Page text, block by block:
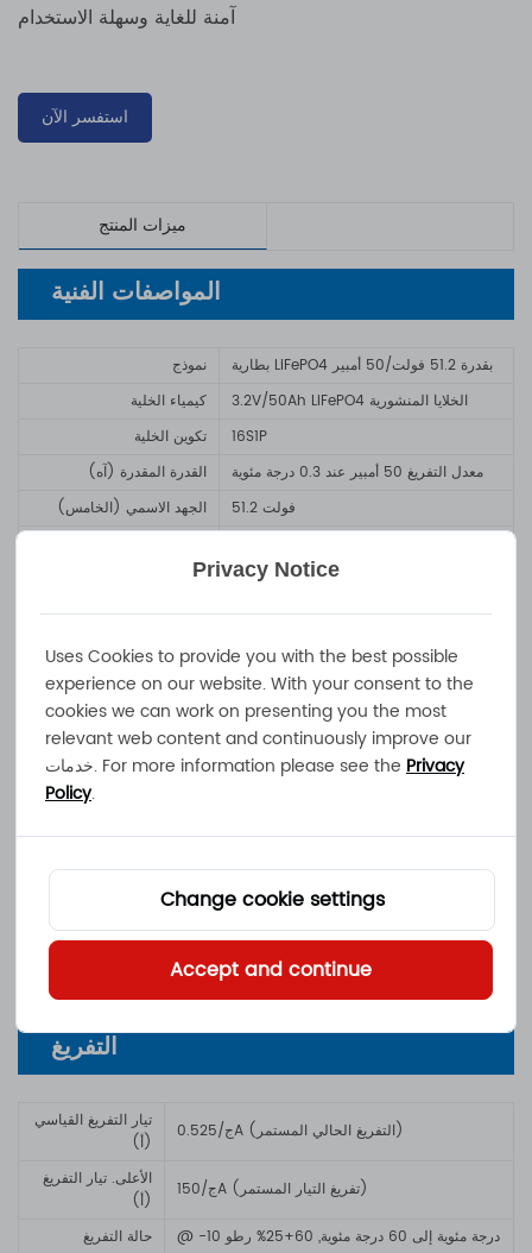
آمنة للغاية وسهلة الاستخدام
استفسر الآن
ميزات المنتج
المواصفات الفنية
نموذج
بطارية LiFePO4 بقدرة 51.2 فولت/50 أمبير
كيمياء الخلية
3.2V/50Ah LiFePO4 الخلايا المنشورية
تكوين الخلية
16S1P
القدرة المقدرة (آه)
معدل التفريغ 50 أمبير عند 0.3 درجة مئوية
الجهد الاسمي (الخامس)
51.2 فولت
عة)
مئوية
الشحن
تيار شحن منخفض الح
0.3ج/15A (الشحن الحالي المستمر)
الحد الأقصى لتيار الش
حن (أ)
1ج/50A (الشحن الحالي المستمر)
@0° ج، 60+25% رطوبة نسبية
التفريغ
تيار التفريغ القياسي
(أ)
0.5ج/25A (التفريغ الحالي المستمر)
الأعلى. تيار التفريغ
(أ)
1ج/50A (تفريغ التيار المستمر)
حالة التفريغ @ -10 درجة مئوية إلى 60 درجة مئوية
, 60+25% رطو
Privacy Notice
Uses Cookies to provide you with the best possible
experience on our website. With your consent to the
cookies we can work on presenting you the most
relevant web content and continuously improve our
خدمات. For more information please see the Privacy
Policy.
Change cookie settings
Accept and continue